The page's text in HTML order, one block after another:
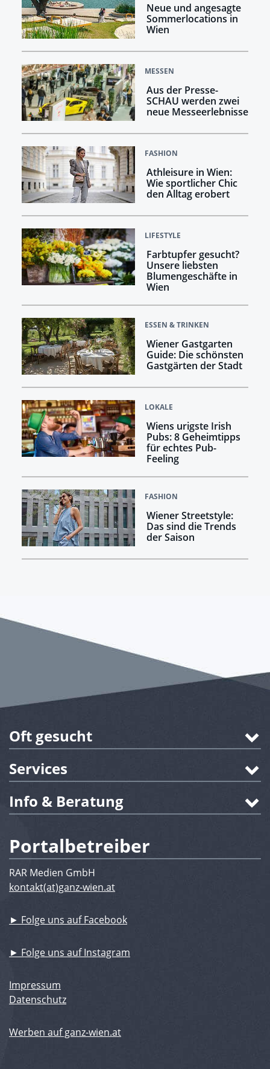
Neue und angesagte
Sommerlocations in
Wien
MESSEN
Aus der Presse-
SCHAU werden zwei
neue Messeerlebnisse
FASHION
Athleisure in Wien:
Wie sportlicher Chic
den Alltag erobert
LIFESTYLE
Farbtupfer gesucht?
Unsere liebsten
Blumengeschäfte in
Wien
ESSEN & TRINKEN
Wiener Gastgarten
Guide: Die schönsten
Gastgärten der Stadt
LOKALE
Wiens urigste Irish
Pubs: 8 Geheimtipps
für echtes Pub-
Feeling
FASHION
Wiener Streetstyle:
Das sind die Trends
der Saison
Oft gesucht
Services
Info & Beratung
Portalbetreiber
RAR Medien GmbH
kontakt(at)ganz-wien.at
► Folge uns auf Facebook
► Folge uns auf Instagram
Impressum
Datenschutz
Werben auf ganz-wien.at